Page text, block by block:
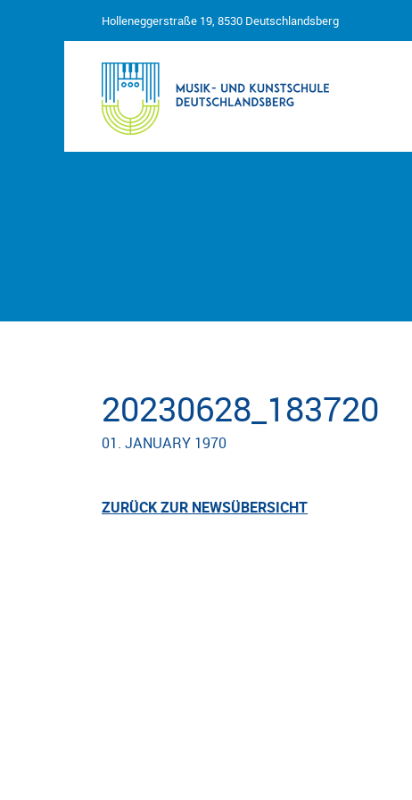
Holleneggerstraße 19, 8530 Deutschlandsberg
20230628_183720
01. JANUARY 1970
ZURÜCK ZUR NEWSÜBERSICHT